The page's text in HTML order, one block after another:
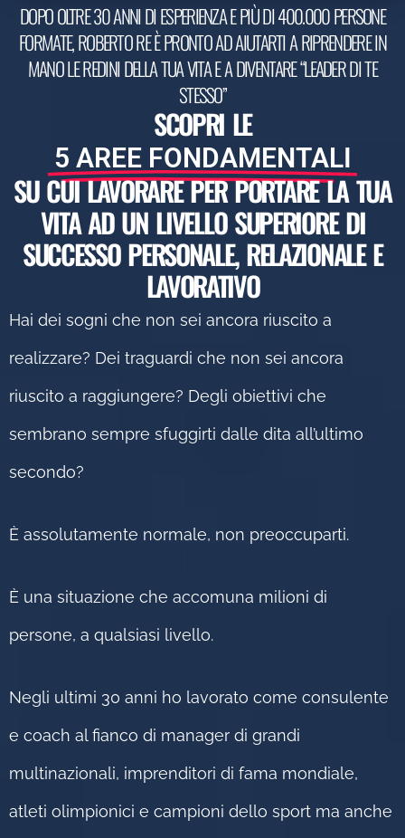
DOPO OLTRE 30 ANNI DI ESPERIENZA E PIÙ DI 400.000 PERSONE
FORMATE, ROBERTO RE È PRONTO AD AIUTARTI A RIPRENDERE IN
MANO LE REDINI DELLA TUA VITA E A DIVENTARE “LEADER DI TE
STESSO”
SCOPRI LE
5 AREE FONDAMENTALI
SU CUI LAVORARE PER PORTARE LA TUA
VITA AD UN LIVELLO SUPERIORE DI
SUCCESSO PERSONALE, RELAZIONALE E
LAVORATIVO
Hai dei sogni che non sei ancora riuscito a
realizzare? Dei traguardi che non sei ancora
riuscito a raggiungere? Degli obiettivi che
sembrano sempre sfuggirti dalle dita all’ultimo
secondo?
È assolutamente normale, non preoccuparti.
È una situazione che accomuna milioni di
persone, a qualsiasi livello.
Negli ultimi 30 anni ho lavorato come consulente
e coach al fianco di manager di grandi
multinazionali, imprenditori di fama mondiale,
atleti olimpionici e campioni dello sport ma anche